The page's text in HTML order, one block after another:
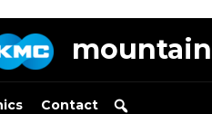
Contact